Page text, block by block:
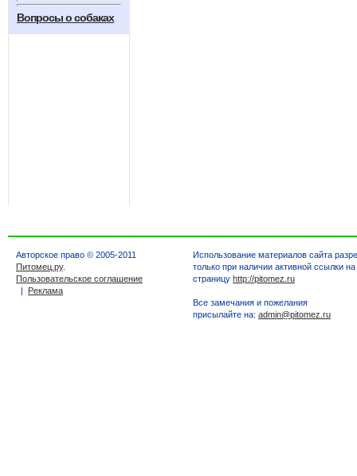
Вопросы о собаках
Авторское право © 2005-2011
Питомец.ру.
Пользовательское соглашение
| Реклама
Использование материалов сайта
только при наличии активной ссылки
страницу http://pitomez.ru
Все замечания и пожелания
присылайте на: admin@pitomez.ru